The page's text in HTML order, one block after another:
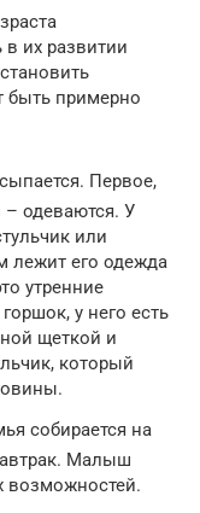
в их развитии
примерно
Первое,
одеваются. У
или
лежит его одежда
утренние
у него есть
щеткой и
который
собирается на
Малыш
возможностей.